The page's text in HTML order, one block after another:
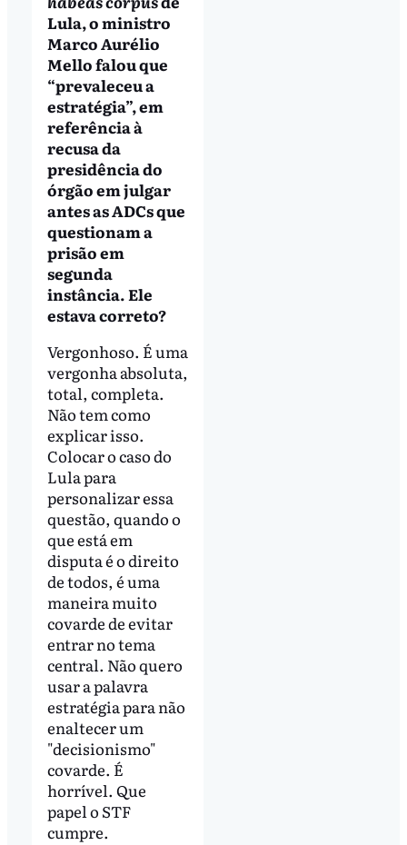
Lula, o ministro
Marco Aurélio
Mello falou que
“prevaleceu a
estratégia”, em
referência à
recusa da
presidência do
órgão em julgar
antes as ADCs que
questionam a
prisão em
segunda
instância. Ele
estava correto?
Vergonhoso. É uma
vergonha absoluta,
total, completa.
Não tem como
explicar isso.
Colocar o caso do
Lula para
personalizar essa
questão, quando o
que está em
disputa é o direito
de todos, é uma
maneira muito
covarde de evitar
entrar no tema
central. Não quero
usar a palavra
estratégia para não
enaltecer um
"decisionismo"
covarde. É
horrível. Que
papel o STF
cumpre.